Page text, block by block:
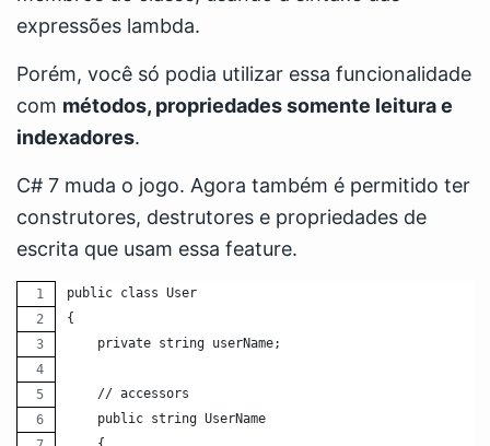
expressões lambda.
Porém, você só podia utilizar essa funcionalidade
com métodos, propriedades somente leitura e
indexadores.
C# 7 muda o jogo. Agora também é permitido ter
construtores, destrutores e propriedades de
escrita que usam essa feature.
public class User
{
    private string userName;
    // accessors
    public string UserName